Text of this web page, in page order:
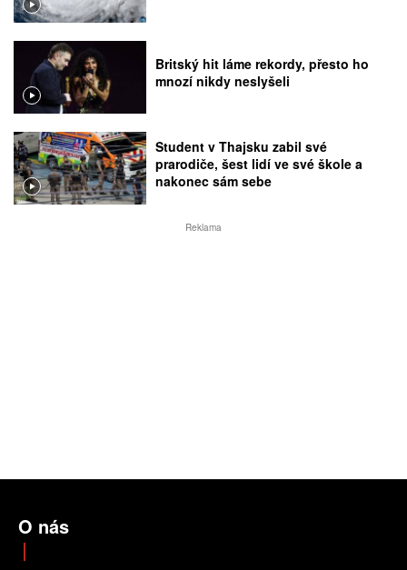
Britský hit láme rekordy, přesto ho
mnozí nikdy neslyšeli
Student v Thajsku zabil své
prarodiče, šest lidí ve své škole a
nakonec sám sebe
Reklama
O nás